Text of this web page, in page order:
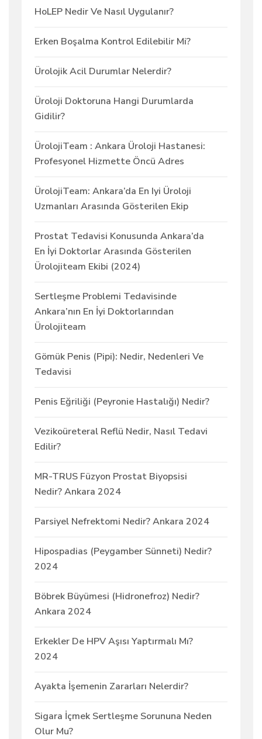
HoLEP Nedir Ve Nasıl Uygulanır?
Erken Boşalma Kontrol Edilebilir Mi?
Ürolojik Acil Durumlar Nelerdir?
Üroloji Doktoruna Hangi Durumlarda
Gidilir?
ÜrolojiTeam : Ankara Üroloji Hastanesi:
Profesyonel Hizmette Öncü Adres
ÜrolojiTeam: Ankara’da En Iyi Üroloji
Uzmanları Arasında Gösterilen Ekip
Prostat Tedavisi Konusunda Ankara’da
En İyi Doktorlar Arasında Gösterilen
Ürolojiteam Ekibi (2024)
Sertleşme Problemi Tedavisinde
Ankara’nın En İyi Doktorlarından
Ürolojiteam
Gömük Penis (Pipi): Nedir, Nedenleri Ve
Tedavisi
Penis Eğriliği (Peyronie Hastalığı) Nedir?
Vezikoüreteral Reflü Nedir, Nasıl Tedavi
Edilir?
MR-TRUS Füzyon Prostat Biyopsisi
Nedir? Ankara 2024
Parsiyel Nefrektomi Nedir? Ankara 2024
Hipospadias (Peygamber Sünneti) Nedir?
2024
Böbrek Büyümesi (Hidronefroz) Nedir?
Ankara 2024
Erkekler De HPV Aşısı Yaptırmalı Mı?
2024
Ayakta İşemenin Zararları Nelerdir?
Sigara İçmek Sertleşme Sorununa Neden
Olur Mu?